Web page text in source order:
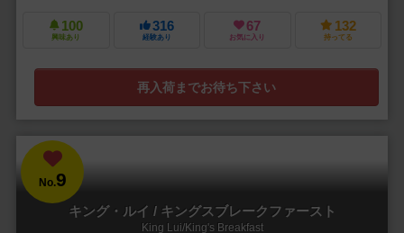
100
興味あり
316
経験あり
67
お気に入り
132
持ってる
再入荷までお待ち下さい
No.9
キング・ルイ / キングスブレークファースト
King Lui/King's Breakfast